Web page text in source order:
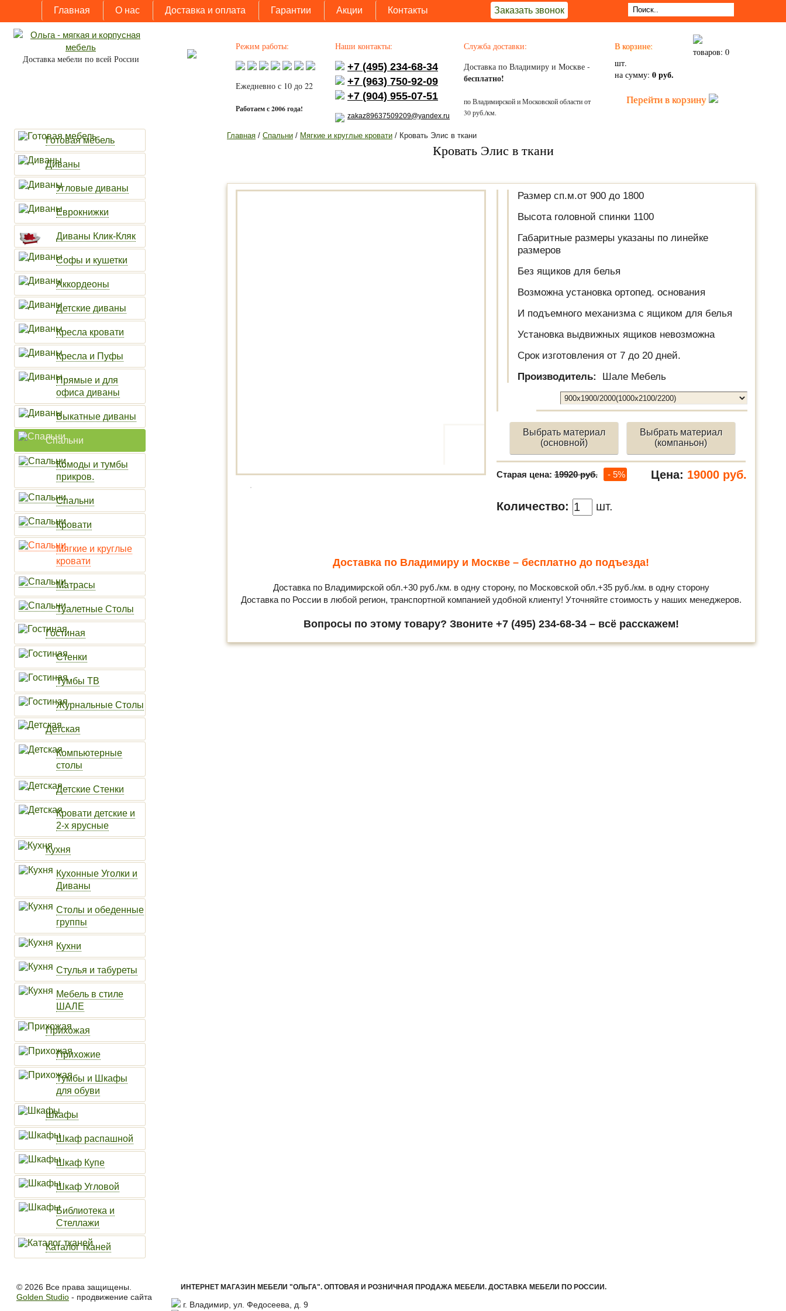
Главная О нас Доставка и оплата Гарантии Акции Контакты Заказать звонок
Доставка мебели по всей России
Режим работы:
Ежедневно с 10 до 22
Работаем с 2006 года!
Наши контакты:
+7 (495) 234-68-34
+7 (963) 750-92-09
+7 (904) 955-07-51
zakaz89637509209@yandex.ru
Служба доставки:
Доставка по Владимиру и Москве -
бесплатно!
по Владимирской и Московской области от
30 руб./км.
В корзине:
товаров: 0
шт.
на сумму: 0 руб.
Перейти в корзину
Готовая мебель
Диваны
Угловые диваны
Еврокнижки
Диваны Клик-Кляк
Софы и кушетки
Аккордеоны
Детские диваны
Кресла кровати
Кресла и Пуфы
Прямые и для
офиса диваны
Выкатные диваны
Спальни
Комоды и тумбы
прикров.
Спальни
Кровати
Мягкие и круглые
кровати
Матрасы
Туалетные Столы
Гостиная
Стенки
Тумбы ТВ
Журнальные Столы
Детская
Компьютерные
столы
Детские Стенки
Кровати детские и
2-х ярусные
Кухня
Кухонные Уголки и
Диваны
Столы и обеденные
группы
Кухни
Стулья и табуреты
Мебель в стиле
ШАЛЕ
Прихожая
Прихожие
Тумбы и Шкафы
для обуви
Шкафы
Шкаф распашной
Шкаф Купе
Шкаф Угловой
Библиотека и
Стеллажи
Каталог тканей
Главная / Спальни / Мягкие и круглые кровати / Кровать Элис в ткани
Кровать Элис в ткани
Размер сп.м.от 900 до 1800
Высота головной спинки 1100
Габаритные размеры указаны по линейке
размеров
Без ящиков для белья
Возможна установка ортопед. основания
И подъемного механизма с ящиком для белья
Установка выдвижных ящиков невозможна
Срок изготовления от 7 до 20 дней.
Производитель:
Шале Мебель
Выбрать материал
(основной)
Выбрать материал
(компаньон)
Старая цена:19920 руб. - 5% Цена: 19000 руб.
Количество: шт.
Доставка по Владимиру и Москве – бесплатно до подъезда!
Доставка по Владимирской обл.+30 руб./км. в одну сторону, по Московской обл.+35 руб./км. в одну сторону
Доставка по России в любой регион, транспортной компанией удобной клиенту! Уточняйте стоимость у наших менеджеров.
Вопросы по этому товару? Звоните +7 (495) 234-68-34 – всё расскажем!
© 2026 Все права защищены.
Golden Studio - продвижение сайта
ИНТЕРНЕТ МАГАЗИН МЕБЕЛИ "ОЛЬГА". ОПТОВАЯ И РОЗНИЧНАЯ ПРОДАЖА МЕБЕЛИ. ДОСТАВКА МЕБЕЛИ ПО РОССИИ.
г. Владимир, ул. Федосеева, д. 9